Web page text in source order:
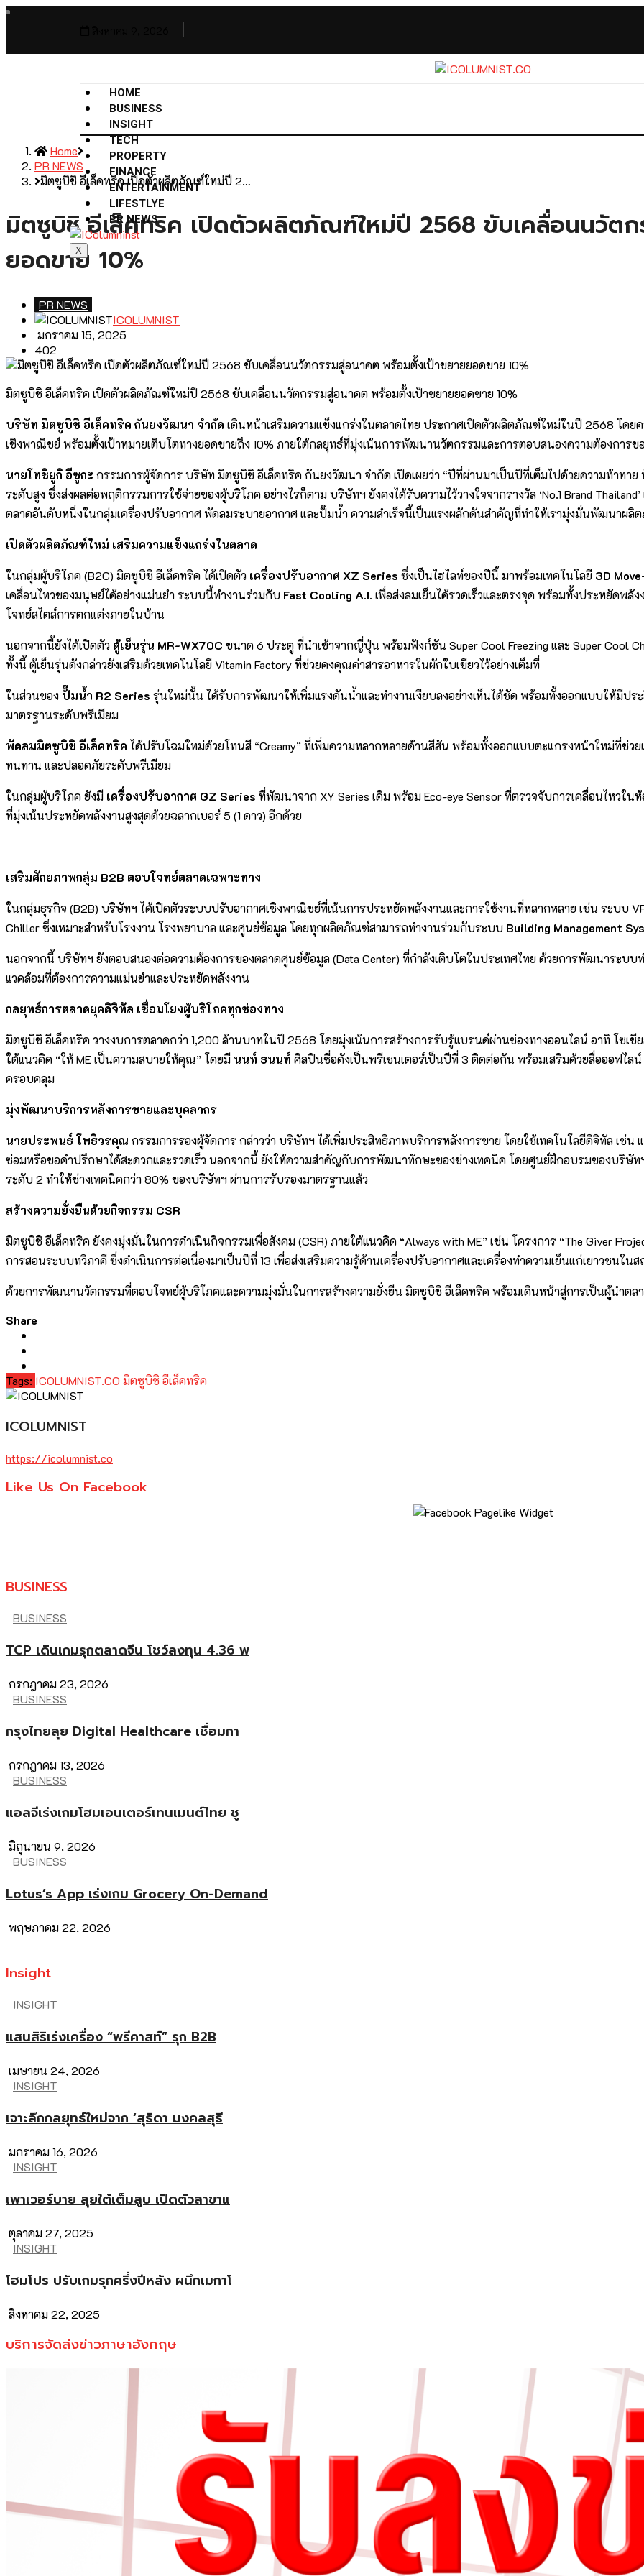
HOME
BUSINESS
INSIGHT
TECH
PROPERTY
FINANCE
ENTERTAINMENT
LIFESTLYE
PR NEWS
X
Home
PR NEWS
มิตซูบิชิ อีเล็คทริค เปิดตัวผลิตภัณฑ์ใหม่ปี 2…
มิตซูบิชิ อีเล็คทริค เปิดตัวผลิตภัณฑ์ใหม่ปี 2568 ขับเคลื่อนนวัต
ยอดขาย 10%
PR NEWS
ICOLUMNIST
มกราคม 15, 2025
402
มิตซูบิชิ อีเล็คทริค เปิดตัวผลิตภัณฑ์ใหม่ปี 2568 ขับเคลื่อนนวัตกรรมสู่อนาคต พร้อมตั้งเป้าขยายยอดขาย 10%
บริษัท มิตซูบิชิ อีเล็คทริค กันยงวัฒนา จำกัด เดินหน้าเสริมความแข็งแกร่งในตลาดไทย ประกาศเปิดตัวผลิตภัณฑ์ใหม่ในปี 2568 โด
เชิงพาณิชย์ พร้อมตั้งเป้าหมายเติบโตทางยอดขายถึง 10% ภายใต้กลยุทธ์ที่มุ่งเน้นการพัฒนานวัตกรรมและการตอบสนองความต้องการ
นายโทชิยูกิ อีซูกะ กรรมการผู้จัดการ บริษัท มิตซูบิชิ อีเล็คทริค กันยงวัฒนา จำกัด เปิดเผยว่า “ปีที่ผ่านมาเป็นปีที่เต็มไปด้วยความท้าทา
ระดับสูง ซึ่งส่งผลต่อพฤติกรรมการใช้จ่ายของผู้บริโภค อย่างไรก็ตาม บริษัทฯ ยังคงได้รับความไว้วางใจจากรางวัล ‘No.1 Brand Thailand’
ตลาดอันดับหนึ่งในกลุ่มเครื่องปรับอากาศ พัดลมระบายอากาศ และปั๊มน้ำ ความสำเร็จนี้เป็นแรงผลักดันสำคัญที่ทำให้เรามุ่งมั่นพัฒนาผลิ
เปิดตัวผลิตภัณฑ์ใหม่ เสริมความแข็งแกร่งในตลาด
ในกลุ่มผู้บริโภค (B2C) มิตซูบิชิ อีเล็คทริค ได้เปิดตัว เครื่องปรับอากาศ XZ Series ซึ่งเป็นไฮไลท์ของปีนี้ มาพร้อมเทคโนโลยี 3D
เคลื่อนไหวของมนุษย์ได้อย่างแม่นยำ ระบบนี้ทำงานร่วมกับ Fast Cooling A.I. เพื่อส่งลมเย็นได้รวดเร็วและตรงจุด พร้อมทั้งประหยัดพลั
โจทย์สไตล์การตกแต่งภายในบ้าน
นอกจากนี้ยังได้เปิดตัว ตู้เย็นรุ่น MR-WX70C ขนาด 6 ประตู ที่นำเข้าจากญี่ปุ่น พร้อมฟังก์ชัน Super Cool Freezing และ Super Cool
ทั้งนี้ ตู้เย็นรุ่นดังกล่าวยังเสริมด้วยเทคโนโลยี Vitamin Factory ที่ช่วยคงคุณค่าสารอาหารในผักใบเขียวไว้อย่างเต็มที่
ในส่วนของ ปั๊มน้ำ R2 Series รุ่นใหม่นั้น ได้รับการพัฒนาให้เพิ่มแรงดันน้ำและทำงานเงียบลงอย่างเห็นได้ชัด พร้อมทั้งออกแบบให้มีป
มาตรฐานระดับพรีเมียม
พัดลมมิตซูบิชิ อีเล็คทริค ได้ปรับโฉมใหม่ด้วยโทนสี “Creamy” ที่เพิ่มความหลากหลายด้านสีสัน พร้อมทั้งออกแบบตะแกรงหน้าใหม่ที่ช่
ทนทาน และปลอดภัยระดับพรีเมียม
ในกลุ่มผู้บริโภค ยังมี เครื่องปรับอากาศ GZ Series ที่พัฒนาจาก XY Series เดิม พร้อม Eco-eye Sensor ที่ตรวจจับการเคลื่อนไหวใน
ที่มุ่งเน้นประหยัดพลังงานสูงสุดด้วยฉลากเบอร์ 5 (1 ดาว) อีกด้วย
เสริมศักยภาพกลุ่ม B2B ตอบโจทย์ตลาดเฉพาะทาง
ในกลุ่มธุรกิจ (B2B) บริษัทฯ ได้เปิดตัวระบบปรับอากาศเชิงพาณิชย์ที่เน้นการประหยัดพลังงานและการใช้งานที่หลากหลาย เช่น ระบบ
Chiller ซึ่งเหมาะสำหรับโรงงาน โรงพยาบาล และศูนย์ข้อมูล โดยทุกผลิตภัณฑ์สามารถทำงานร่วมกับระบบ Building Management
นอกจากนี้ บริษัทฯ ยังตอบสนองต่อความต้องการของตลาดศูนย์ข้อมูล (Data Center) ที่กำลังเติบโตในประเทศไทย ด้วยการพัฒนาระบบ
แวดล้อมที่ต้องการความแม่นยำและประหยัดพลังงาน
กลยุทธ์การตลาดยุคดิจิทัล เชื่อมโยงผู้บริโภคทุกช่องทาง
มิตซูบิชิ อีเล็คทริค วางงบการตลาดกว่า 1,200 ล้านบาทในปี 2568 โดยมุ่งเน้นการสร้างการรับรู้แบรนด์ผ่านช่องทางออนไลน์ อาทิ โซ
ใต้แนวคิด “ให้ ME เป็นความสบายให้คุณ” โดยมี นนท์ ธนนท์ ศิลปินชื่อดังเป็นพรีเซนเตอร์เป็นปีที่ 3 ติดต่อกัน พร้อมเสริมด้วยสื่อออฟไ
ครอบคลุม
มุ่งพัฒนาบริการหลังการขายและบุคลากร
นายประพนธ์ โพธิวรคุณ กรรมการรองผู้จัดการ กล่าวว่า บริษัทฯ ได้เพิ่มประสิทธิภาพบริการหลังการขาย โดยใช้เทคโนโลยีดิจิทัล เช่น
ซ่อมหรือขอคำปรึกษาได้สะดวกและรวดเร็ว นอกจากนี้ ยังให้ความสำคัญกับการพัฒนาทักษะของช่างเทคนิค โดยศูนย์ฝึกอบรมของบริษั
ระดับ 2 ทำให้ช่างเทคนิคกว่า 80% ของบริษัทฯ ผ่านการรับรองมาตรฐานแล้ว
สร้างความยั่งยืนด้วยกิจกรรม CSR
มิตซูบิชิ อีเล็คทริค ยังคงมุ่งมั่นในการดำเนินกิจกรรมเพื่อสังคม (CSR) ภายใต้แนวคิด “Always with ME” เช่น โครงการ “The Giver
การสอนระบบทวิภาคี ซึ่งดำเนินการต่อเนื่องมาเป็นปีที่ 13 เพื่อส่งเสริมความรู้ด้านเครื่องปรับอากาศและเครื่องทำความเย็นแก่เยาวชนใ
ด้วยการพัฒนานวัตกรรมที่ตอบโจทย์ผู้บริโภคและความมุ่งมั่นในการสร้างความยั่งยืน มิตซูบิชิ อีเล็คทริค พร้อมเดินหน้าสู่การเป็นผู้นำตลา
Share
Tags: ICOLUMNIST.CO มิตซูบิชิ อีเล็คทริค
ICOLUMNIST
https://icolumnist.co
Like Us On Facebook
BUSINESS
BUSINESS
TCP เดินเกมรุกตลาดจีน โชว์ลงทุน 4.36 พ
กรกฎาคม 23, 2026
BUSINESS
กรุงไทยลุย Digital Healthcare เชื่อมกา
กรกฎาคม 13, 2026
BUSINESS
แอลจีเร่งเกมโฮมเอนเตอร์เทนเมนต์ไทย ชู
มิถุนายน 9, 2026
BUSINESS
Lotus’s App เร่งเกม Grocery On-Demand
พฤษภาคม 22, 2026
Insight
INSIGHT
แสนสิริเร่งเครื่อง “พรีคาสท์” รุก B2B
เมษายน 24, 2026
INSIGHT
เจาะลึกกลยุทธ์ใหม่จาก ‘สุธิดา มงคลสุธี
มกราคม 16, 2026
INSIGHT
เพาเวอร์บาย ลุยใต้เต็มสูบ เปิดตัวสาขาแ
ตุลาคม 27, 2025
INSIGHT
โฮมโปร ปรับเกมรุกครึ่งปีหลัง ผนึกเมกาโ
สิงหาคม 22, 2025
บริการจัดส่งข่าวภาษาอังกฤษ